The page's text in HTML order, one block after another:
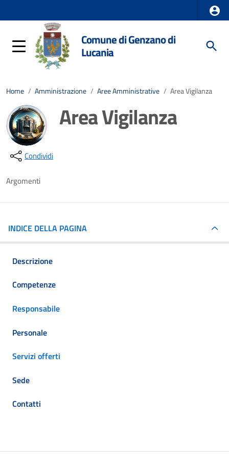
Comune di Genzano di
Lucania
Home / Amministrazione / Aree Amministrative / Area Vigilanza
Area Vigilanza
Condividi
Argomenti
INDICE DELLA PAGINA
Descrizione
Competenze
Responsabile
Personale
Servizi offerti
Sede
Contatti